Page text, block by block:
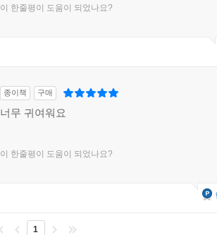
이 한줄평이 도움이 되었나요?
종이책 구매
너무 귀여워요
이 한줄평이 도움이 되었나요?
1